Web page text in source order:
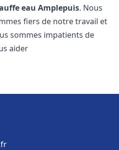
eau Amplepuis. Nous
fiers de notre travail et
sommes impatients de
aider